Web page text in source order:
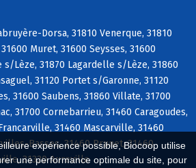
expérience possible, Biocoop utilise
une performance optimale du site, pour
Dorsa, 31810 Venerque, 31810
Muret, 31600 Seysses, 31600
s/Lèze, 31870 Lagardelle s/Lèze, 31860
31120 Portet s/Garonne, 31120
31600 Saubens, 31860 Villate, 31700
31700 Cornebarrieu, 31460 Caragoudes,
31460 Mascarville, 31460
Basses, 31460 Prunet, 31460
31320 Aureville